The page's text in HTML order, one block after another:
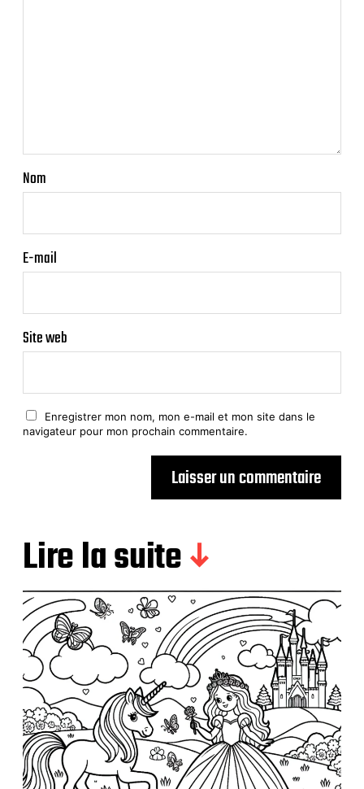
Nom
E-mail
Site web
Enregistrer mon nom, mon e-mail et mon site dans le
navigateur pour mon prochain commentaire.
Lire la suite